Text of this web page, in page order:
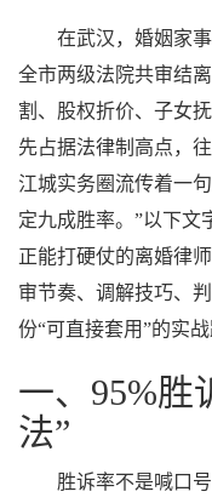
在武汉，婚姻家
全市两级法院共审结
割、股权折价、子女
先占据法律制高点，
江城实务圈流传着一
定九成胜率。”以下文
正能打硬仗的离婚律
审节奏、调解技巧、
份“可直接套用”的实战
一、95%胜
法”
胜诉率不是喊口